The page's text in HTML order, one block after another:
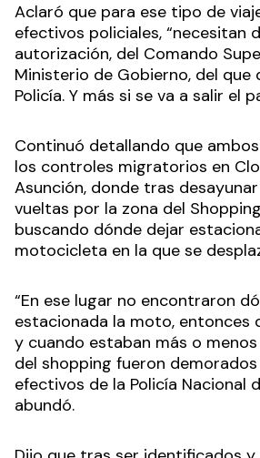
Aclaró que para ese tipo de
efectivos policiales, “necesitan
autorización, del Comando
Ministerio de Gobierno, del que
Policía. Y más si se va a salir el
Continuó detallando que
los controles migratorios en
Asunción, donde tras
vueltas por la zona del
buscando dónde dejar
motocicleta en la que se
“En ese lugar no encontraron
estacionada la moto, entonces
y cuando estaban más o
del shopping fueron
efectivos de la Policía Nacional
abundó.